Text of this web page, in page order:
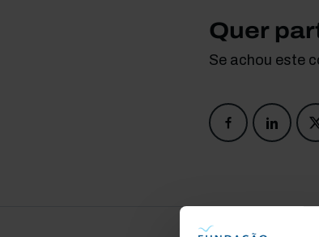
Quer
Se achou este